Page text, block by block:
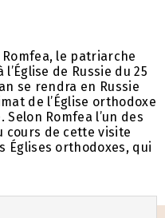
le patriarche
de Russie du 25
se rendra en Russie
de l’Église orthodoxe
Romfea l’un des
cours de cette visite
Églises orthodoxes, qui